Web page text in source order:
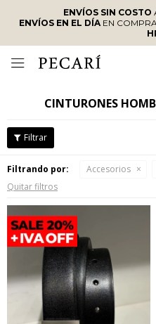
ENVÍOS SIN COSTO
ENVÍOS EN EL DÍAEN

CINTURONES
Filtrando por: Accesorios
Quitar filtros